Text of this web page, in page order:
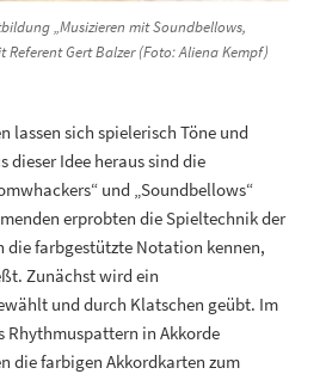
„Musizieren mit Soundbellows,
Referent Gert Balzer (Foto: Aliena Kempf)
lassen sich spielerisch Töne und
dieser Idee heraus sind die
und „Soundbellows“
erprobten die Spieltechnik der
die farbgestützte Notation kennen,
Zunächst wird ein
und durch Klatschen geübt. Im
Rhythmuspattern in Akkorde
die farbigen Akkordkarten zum